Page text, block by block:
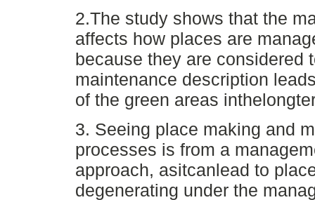
2.The study shows that the
affects how places are
because they are considered
maintenance description
of the green areas
3. Seeing place making and
processes is from a
approach, asitcanlead to
degenerating under the